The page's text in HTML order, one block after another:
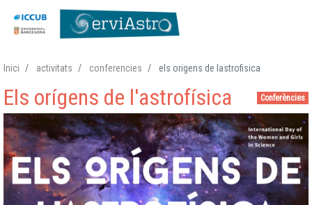
Vés
contingut
Inici activitats conferencies els origens de lastrofisica
Conferències
Els orígens de l'astrofísica